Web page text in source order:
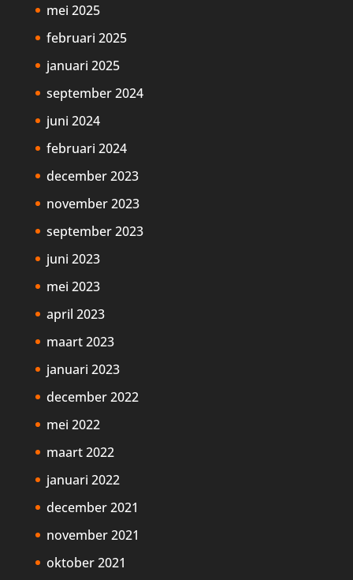
mei 2025
februari 2025
januari 2025
september 2024
juni 2024
februari 2024
december 2023
november 2023
september 2023
juni 2023
mei 2023
april 2023
maart 2023
januari 2023
december 2022
mei 2022
maart 2022
januari 2022
december 2021
november 2021
oktober 2021